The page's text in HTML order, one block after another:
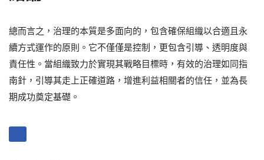
總而言之，治理的本質是多面向的，包含確保組織以合適且永
續方式運作的原則。它不僅僅是控制，更包含引導、透明度與
責任性。當組織致力於實現其戰略目標時，有效的治理如同指
南針，引導其走上正確道路，增進利益相關者的信任，並為長
期成功奠定基礎。